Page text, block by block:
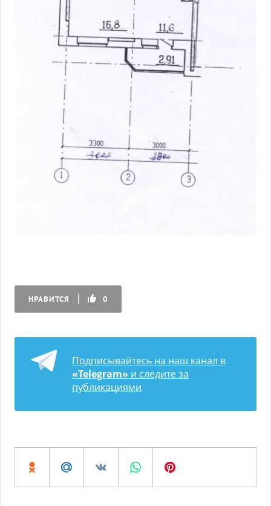
НРАВИТСЯ 0
Подписывайтесь на наш канал в
«Telegram» и следите за
публикациями